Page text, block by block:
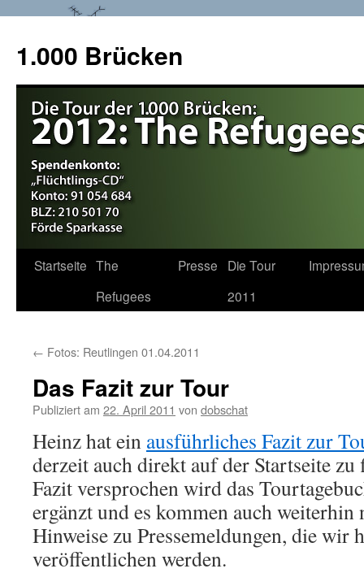
1.000 Brücken
Springe
Startseite The
Refugees
Presse
Die Tour
2011
← Fotos: Reutlingen 01.04.2011
Das Fazit zur Tour
Publiziert am 22. April 2011 von dobschat
Heinz hat ein ausführliches Fazit zur
derzeit auch direkt auf der Startseite
Fazit versprochen wird das
ergänzt und es kommen auch weiterhin
Hinweise zu Pressemeldungen, die wir
veröffentlichen werden.